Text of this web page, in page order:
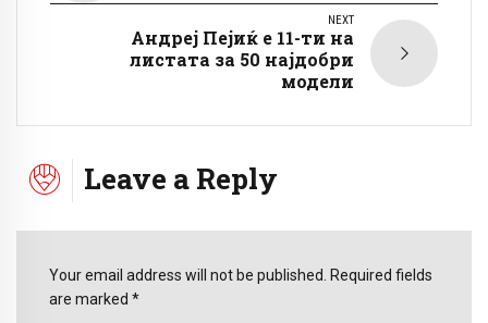
NEXT
Андреј Пејиќ е 11-ти на
листата за 50 најдобри
модели
Leave a Reply
Your email address will not be published. Required fields
are marked *